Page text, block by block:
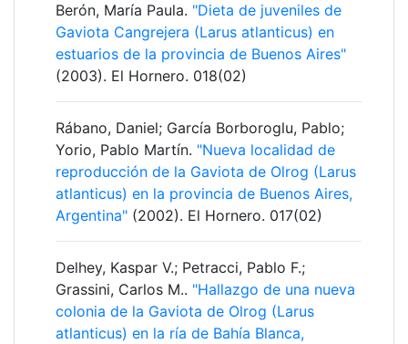
Berón, María Paula. "Dieta de juveniles de
Gaviota Cangrejera (Larus atlanticus) en
estuarios de la provincia de Buenos Aires"
(2003). El Hornero. 018(02)
Rábano, Daniel; García Borboroglu, Pablo;
Yorio, Pablo Martín. "Nueva localidad de
reproducción de la Gaviota de Olrog (Larus
atlanticus) en la provincia de Buenos Aires,
Argentina" (2002). El Hornero. 017(02)
Delhey, Kaspar V.; Petracci, Pablo F.;
Grassini, Carlos M.. "Hallazgo de una nueva
colonia de la Gaviota de Olrog (Larus
atlanticus) en la ría de Bahía Blanca,